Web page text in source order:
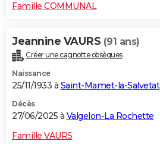
Famille COMMUNAL
Jeannine VAURS (91 ans)
Créer une cagnotte obsèques
Naissance
25/11/1933 à Saint-Mamet-la-Salvetat
Décès
27/06/2025 à Valgelon-La Rochette
Famille VAURS